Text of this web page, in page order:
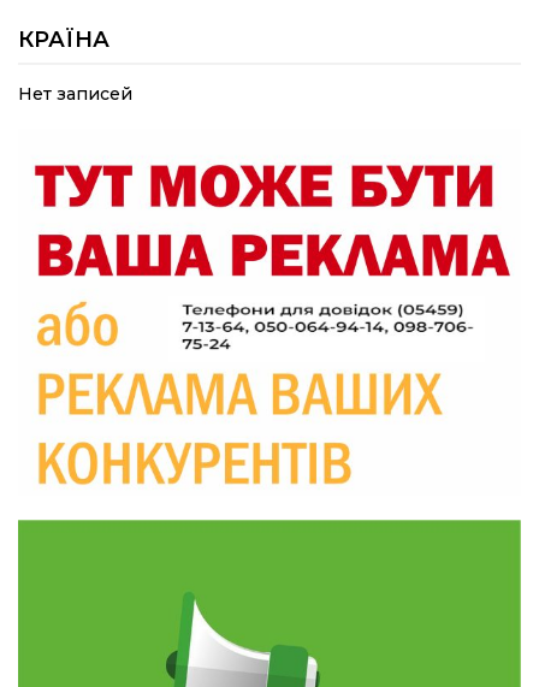
04 сер
прикордоння до втраченого дому
19:36
Пишіть листи самому собі, або як уникнути
19:29
30 лип
«Все закінчиться, приїду й одружуся…»: Пам’яті
26-річного Захисника Богдана Ємця (ВІДЕО)
20:06
Паливо по 100 грн та ризик дефіциту: чому в
28 лип
Житлові сертифікати, підготовка до зими та
підтримка ВПО: підсумки засідання виконкому
Краснопільської селищної ради
10:36
28 лип
Валентина Масалітіна: «Нас тримає віра в
Перемогу і повернення додому»
Обмежено придатний, але безмежно
вмотивований: Як колишній лісівник став асом
артилерії
КРАЇНА
Нет записей